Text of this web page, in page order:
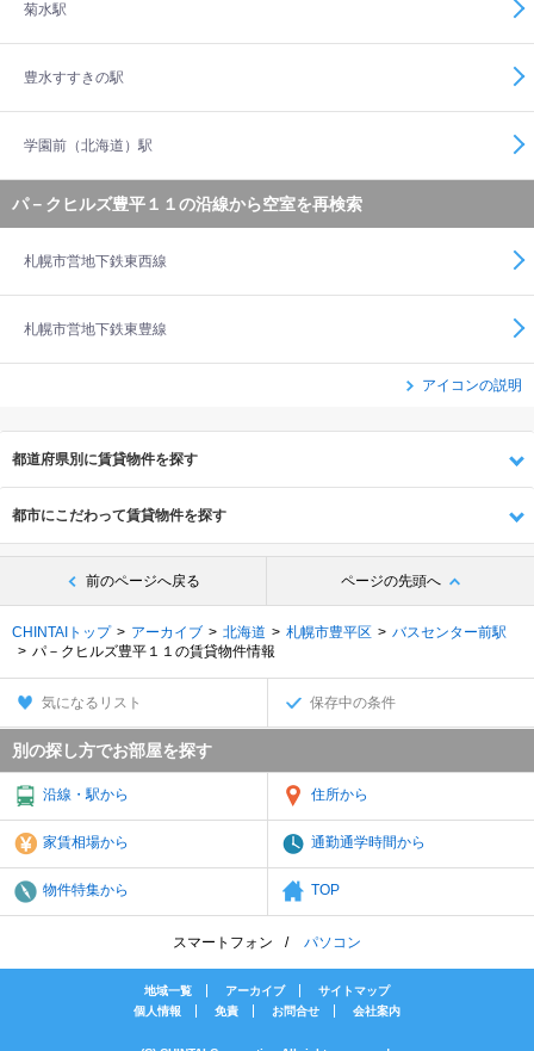
菊水駅
豊水すすきの駅
学園前（北海道）駅
パ－クヒルズ豊平１１の沿線から空室を再検索
札幌市営地下鉄東西線
札幌市営地下鉄東豊線
アイコンの説明
都道府県別に賃貸物件を探す
都市にこだわって賃貸物件を探す
前のページへ戻る ページの先頭へ
CHINTAIトップ アーカイブ 北海道 札幌市豊平区
バスセンター前駅
パ－クヒルズ豊平１１の賃貸物件情報
気になるリスト 保存中の条件
別の探し方でお部屋を探す
沿線・駅から 住所から
家賃相場から 通勤通学時間から
物件特集から TOP
スマートフォン パソコン
地域一覧 アーカイブ
サイトマップ
個人情報
免責 お問合せ 会社案内